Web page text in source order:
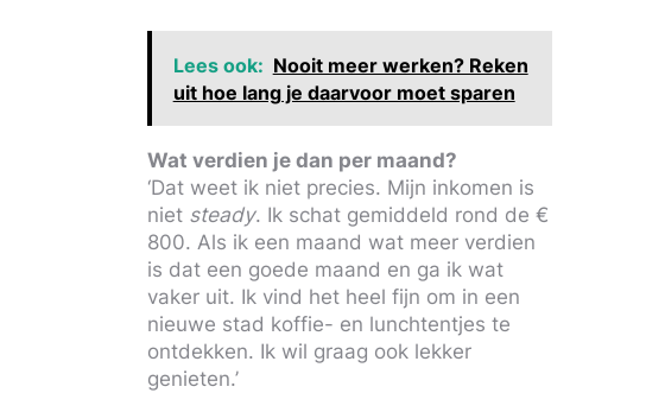
Lees ook: Nooit meer werken? Reken
uit hoe lang je daarvoor moet sparen
Wat verdien je dan per maand?
‘Dat weet ik niet precies. Mijn inkomen is
niet steady. Ik schat gemiddeld rond de €
800. Als ik een maand wat meer verdien
is dat een goede maand en ga ik wat
vaker uit. Ik vind het heel fijn om in een
nieuwe stad koffie- en lunchtentjes te
ontdekken. Ik wil graag ook lekker
genieten.’